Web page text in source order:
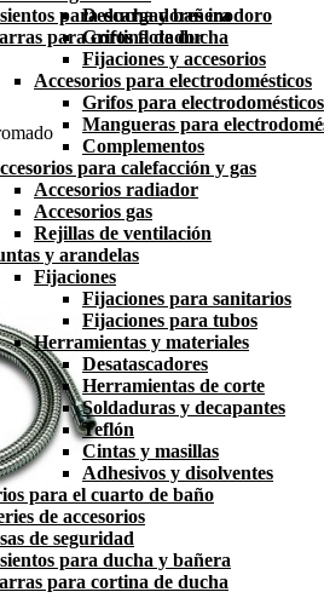
Descargadores inodoro
Grifos flotador
Fijaciones y accesorios
Accesorios para electrodomésticos
Grifos para electrodomésticos
Mangueras para
Complementos
para calefacción y gas
Accesorios radiador
Accesorios gas
Rejillas de ventilación
y arandelas
Fijaciones
Fijaciones para sanitarios
Fijaciones para tubos
Herramientas y materiales
Desatascadores
Herramientas de corte
Soldaduras y decapantes
Teflón
Cintas y masillas
Adhesivos y disolventes
para el cuarto de baño
de accesorios
de seguridad
para ducha y bañera
para cortina de ducha
para ducha y bañera
para cortina de ducha